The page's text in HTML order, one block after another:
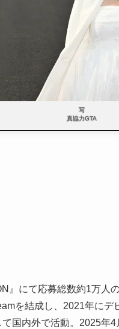
写
真協力GTA
』にて応募総数約1万
を結成し、2021年にデ
国内外で活動。2025年